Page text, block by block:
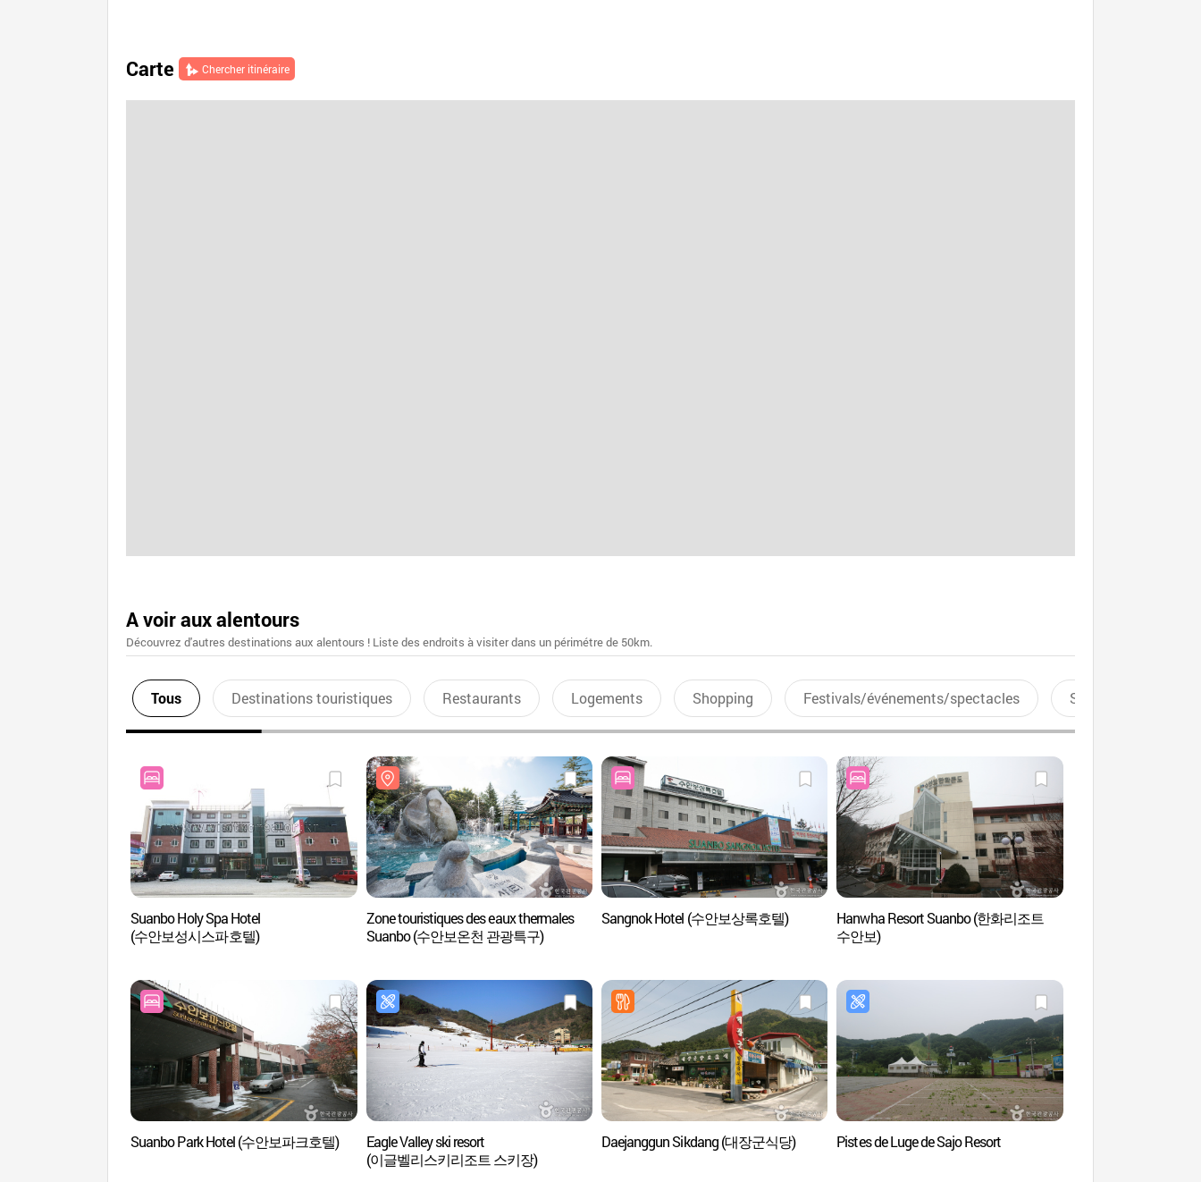
Carte Chercher itinéraire
A voir aux alentours
Découvrez d'autres destinations aux alentours ! Liste des endroits à visiter dans un périmétre de 50km.
Tous Destinations touristiques Restaurants Logements Shopping Festivals/événements/spectacles Sports aquatiques
Suanbo Holy Spa Hotel
(수안보성시스파호텔)
Zone touristiques des eaux thermales
Suanbo (수안보온천 관광특구)
Sangnok Hotel (수안보상록호텔)
Hanwha Resort Suanbo (한화리조트
수안보)
Suanbo Park Hotel (수안보파크호텔)
Eagle Valley ski resort
(이글벨리스키리조트 스키장)
Daejanggun Sikdang (대장군식당) Pistes de Luge de Sajo Resort